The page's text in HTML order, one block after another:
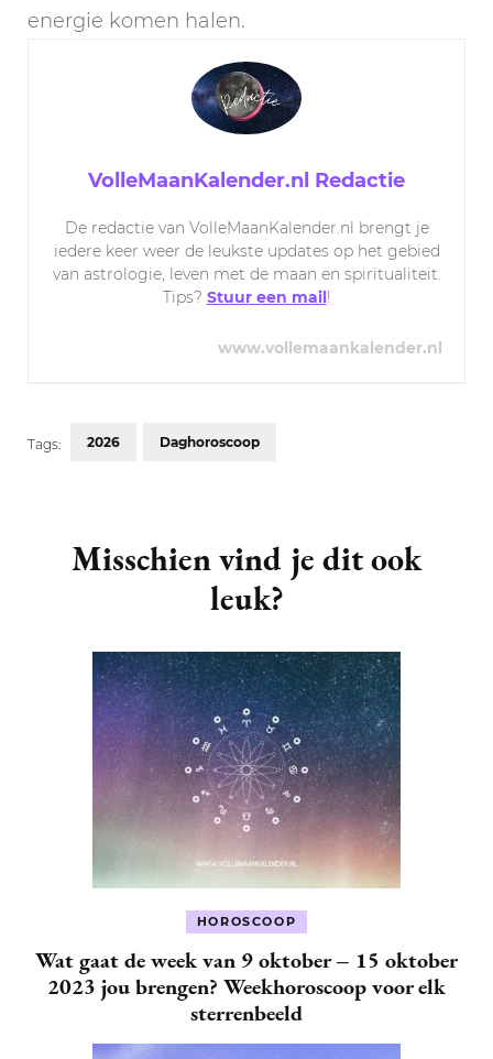
energie komen halen.
VolleMaanKalender.nl Redactie
De redactie van VolleMaanKalender.nl brengt je
iedere keer weer de leukste updates op het gebied
van astrologie, leven met de maan en spiritualiteit.
Tips? Stuur een mail !
www.vollemaankalender.nl
Tags: 2026 Daghoroscoop
Navigation
Misschien vind je dit ook
leuk?
HOROSCOOP
Wat gaat de week van 9 oktober – 15 oktober
2023 jou brengen? Weekhoroscoop voor elk
sterrenbeeld